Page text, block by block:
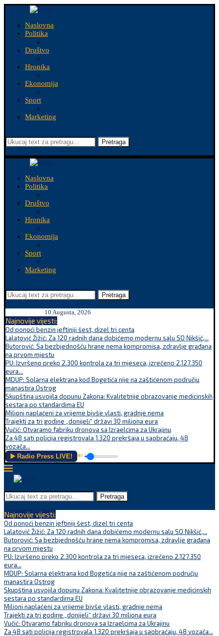
Naslovna
Politika
Društvo
Hronika
Ekonomija
Sport
Marketing
Pretraga
Naslovna
Politika
Društvo
Hronika
Ekonomija
Sport
Marketing
Pretraga
10 Augusta, 2026
Najnovije vijesti:
Od ponoći benzin jeftiniji šest, dizel tri centa
Lalatović Žižić: Za 120 radnih dana dobićemo modernu salu SO Nikšić,...
Butorović: Sa bezbjednošću hrane nema kompromisa, zdravlje građana
na prvom mjestu
PU: Izvršeno preko 2.300 kontrola za tri mjeseca, izrečeno 2.127.350
eura...
MDUP: Solarna elektrana kod Bogetića nije na zaštićenom području
manastira Ostrog
Skupština usvojila dopunu Zakona: Kvalitetnije obrazovanje medicinskih
sestara po standardima EU
Milioni naplaćeni za vrijeme bivše vlasti, gradnje nema
Trajekti za tri godine „donijeli“ državi 30 miliona eura
Vučić: Otvaramo fabriku dronova sa Izraelcima za Ukrajinu
Za 48 sati policija registrovala 1.320 prekršaja u saobraćaju, 48
vozača...
▶️ Radio Press LIVE! 🔊
Pretraga
Najnovije vijesti:
Od ponoći benzin jeftiniji šest, dizel tri centa
Lalatović Žižić: Za 120 radnih dana dobićemo modernu salu SO Nikšić,...
Butorović: Sa bezbjednošću hrane nema kompromisa, zdravlje građana
na prvom mjestu
PU: Izvršeno preko 2.300 kontrola za tri mjeseca, izrečeno 2.127.350
eura...
MDUP: Solarna elektrana kod Bogetića nije na zaštićenom području
manastira Ostrog
Skupština usvojila dopunu Zakona: Kvalitetnije obrazovanje medicinskih
sestara po standardima EU
Milioni naplaćeni za vrijeme bivše vlasti, gradnje nema
Trajekti za tri godine „donijeli“ državi 30 miliona eura
Vučić: Otvaramo fabriku dronova sa Izraelcima za Ukrajinu
Za 48 sati policija registrovala 1.320 prekršaja u saobraćaju, 48 vozača...